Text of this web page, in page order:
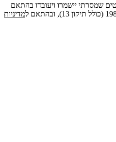
שמסרתי יישמרו ויעובדו בהתאם
מדיניות